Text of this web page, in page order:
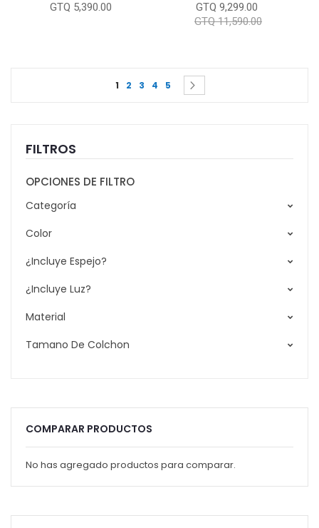
GTQ 5,390.00
GTQ 9,299.00
GTQ 11,590.00
Page
You're currently reading page
1 Page
2 Page
3 Page
4 Page
5 Page
FILTROS
OPCIONES DE FILTRO
Categoría
Color
¿Incluye Espejo?
¿Incluye Luz?
Material
Tamano De Colchon
COMPARAR PRODUCTOS
No has agregado productos para comparar.